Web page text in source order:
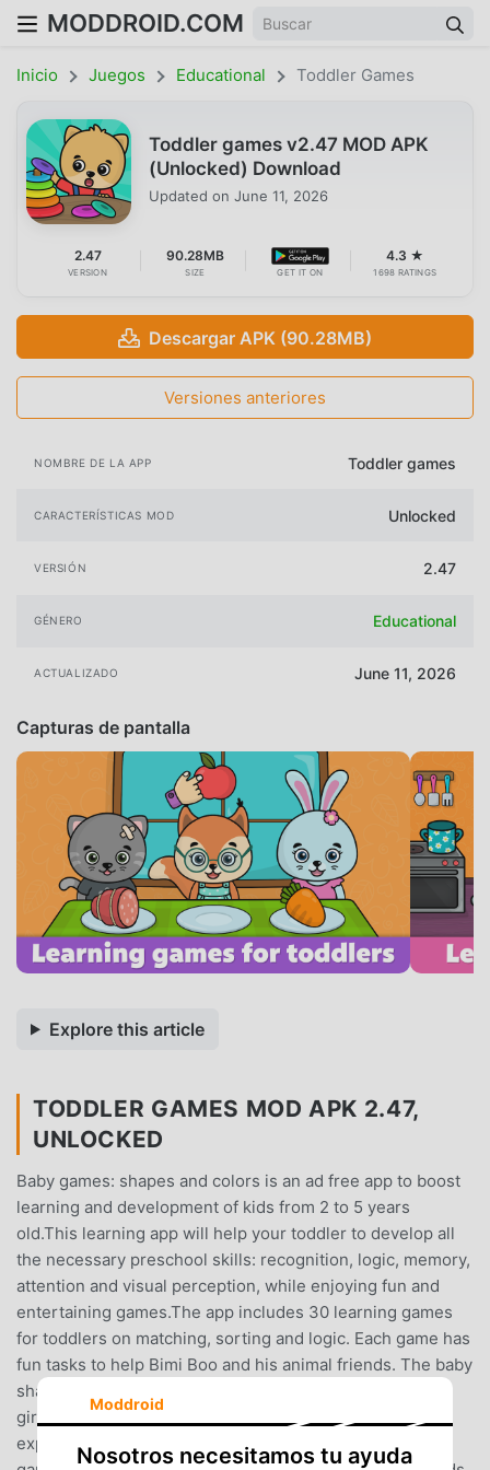
MODDROID.COM
Inicio Juegos Educational Toddler Games
Toddler games v2.47 MOD APK
(Unlocked) Download
Updated on June 11, 2026
2.47
VERSION
90.28MB
SIZE GET IT ON
4.3 ★
1698 RATINGS
Descargar APK (90.28MB)
Versiones anteriores
NOMBRE DE LA APP Toddler games
CARACTERÍSTICAS MOD Unlocked
VERSIÓN 2.47
GÉNERO Educational
ACTUALIZADO June 11, 2026
Capturas de pantalla
Explore this article
TODDLER GAMES MOD APK 2.47,
UNLOCKED
Baby games: shapes and colors is an ad free app to boost
learning and development of kids from 2 to 5 years
old.This learning app will help your toddler to develop all
the necessary preschool skills: recognition, logic, memory,
attention and visual perception, while enjoying fun and
entertaining games.The app includes 30 learning games
for toddlers on matching, sorting and logic. Each game has
fun tasks to help Bimi Boo and his animal friends. The baby
shapes and color learning game is suitable for boys and
girls. All Bimi Boo games for toddlers were designed by
experts in early child education.Game Features:- 30
Moddroid
Nosotros necesitamos tu ayuda